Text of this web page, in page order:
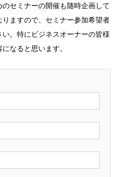
セミナーの開催も随時企画して
ますので、セミナー参加希望者
。特にビジネスオーナーの皆様
なると思います。